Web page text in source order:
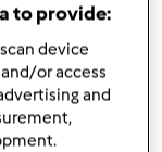
to provide:
device
or access
and